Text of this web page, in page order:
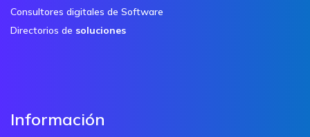
Consultores digitales de Software
Directorios de soluciones
Información